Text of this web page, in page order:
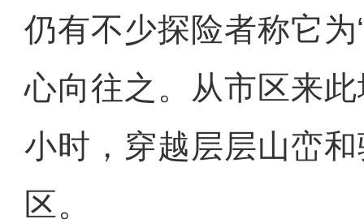
仍有不少探险者称它为
心向往之。从市区来
小时，穿越层层山峦
区。